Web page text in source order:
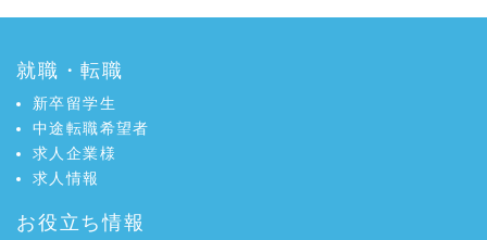
就職・転職
新卒留学生
中途転職希望者
求人企業様
求人情報
お役立ち情報